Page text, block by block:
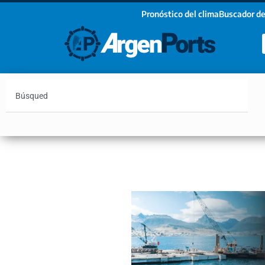
Pronóstico del climaBuscador
¡Sumate a nuestro Newsletter!
Email
Estoy de acuerdo con las condiciones y políticas